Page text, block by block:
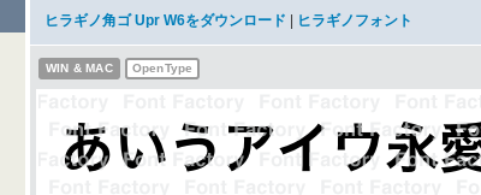
ヒラギノ角ゴ Upr W6をダウンロード ヒラギノフォント
WIN & MAC OpenType